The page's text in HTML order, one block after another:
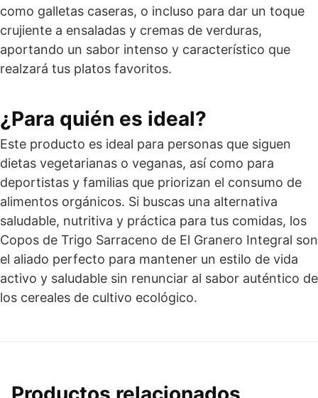
como galletas caseras, o incluso para dar un toque
crujiente a ensaladas y cremas de verduras,
aportando un sabor intenso y característico que
realzará tus platos favoritos.
¿Para quién es ideal?
Este producto es ideal para personas que siguen
dietas vegetarianas o veganas, así como para
deportistas y familias que priorizan el consumo de
alimentos orgánicos. Si buscas una alternativa
saludable, nutritiva y práctica para tus comidas, los
Copos de Trigo Sarraceno de El Granero Integral son
el aliado perfecto para mantener un estilo de vida
activo y saludable sin renunciar al sabor auténtico de
los cereales de cultivo ecológico.